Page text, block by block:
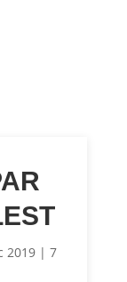
2019| 7